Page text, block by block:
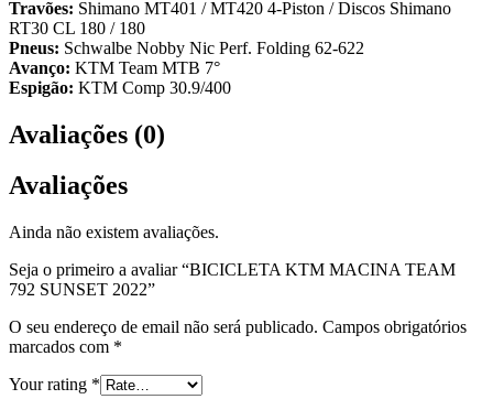
Travões: Shimano MT401 / MT420 4-Piston / Discos Shimano
RT30 CL 180 / 180
Pneus: Schwalbe Nobby Nic Perf. Folding 62-622
Avanço: KTM Team MTB 7°
Espigão: KTM Comp 30.9/400
Avaliações (0)
Avaliações
Ainda não existem avaliações.
Seja o primeiro a avaliar “BICICLETA KTM MACINA TEAM
792 SUNSET 2022”
O seu endereço de email não será publicado. Campos obrigatórios
marcados com *
Your rating *